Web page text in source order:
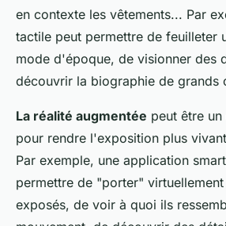
en contexte les vêtements... Par
tactile peut permettre de feuilleter
mode d'époque, de visionner des
découvrir la biographie de grands
La réalité augmentée peut être
pour rendre l'exposition plus
Par exemple, une application
permettre de "porter"
exposés, de voir à quoi ils